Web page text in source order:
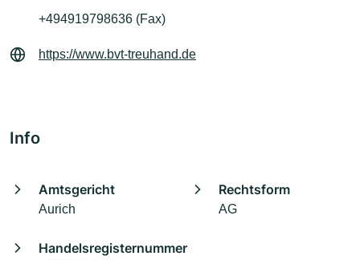
+494919798636 (Fax)
https://www.bvt-treuhand.de
Info
Amtsgericht
Aurich
Rechtsform
AG
Handelsregisternummer